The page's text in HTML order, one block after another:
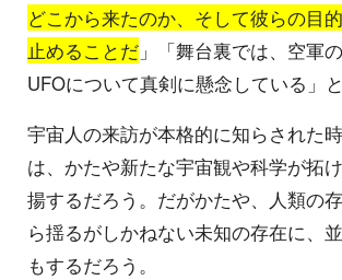
どこから来たのか、そして彼らの目
止めることだ 」「舞台裏では、空軍
UFOについて真剣に懸念している」と
宇宙人の来訪が本格的に知らされた
は、かたや新たな宇宙観や科学が拓
揚するだろう。だがかたや、人類の
ら揺るがしかねない未知の存在に、
もするだろう。